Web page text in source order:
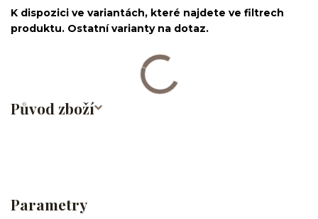
K dispozici ve variantách, které najdete ve filtrech
produktu. Ostatní varianty na dotaz.
Původ zboží
Parametry